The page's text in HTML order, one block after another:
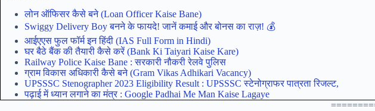
लोन ऑफिसर कैसे बने (Loan Officer Kaise Bane)
Swiggy Delivery Boy बनने के फायदे! जानें कमाई और बोनस का राज़! 💰
आईएएस फुल फॉर्म इन हिंदी (IAS Full Form in Hindi)
घर बैठे बैंक की तैयारी कैसे करें (Bank Ki Taiyari Kaise Kare)
Railway Police Kaise Bane : सरकारी नौकरी रेलवे पुलिस
ग्राम विकास अधिकारी कैसे बने (Gram Vikas Adhikari Vacancy)
UPSSSC Stenographer 2023 Eligibility Result : UPSSSC स्टेनोग्राफर पात्रता रिजल्ट,
पढ़ाई में ध्यान लगाने का मंत्र : Google Padhai Me Man Kaise Lagaye